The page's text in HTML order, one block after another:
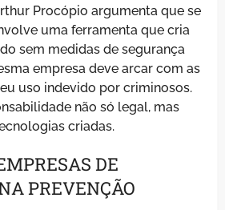
Procópio argumenta que se
uma ferramenta que cria
sem medidas de segurança
empresa deve arcar com as
uso indevido por criminosos.
não só legal, mas
criadas.
DE
PREVENÇÃO